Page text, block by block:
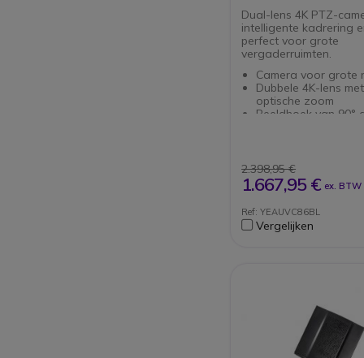
Dual-lens 4K PTZ-
intelligente kadrering
perfect voor grote
vergaderruimten.
Camera voor grote
Dubbele 4K-lens
optische zoom
Beeldhoek van 90°
stemtracering
Ondersteunt USB,
VCH transmissie
Afstandsbediening
instellingen en -
Flexibele installatie:
2.398,95 €
1.667,95 € ex. BTW
Ref: YEAUVC86BL
Vergelijken